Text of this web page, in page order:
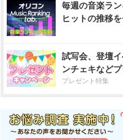
毎週の音楽ラン
ヒットの推移を
試写会、登壇
ンチェキなどプ
プレゼント特集